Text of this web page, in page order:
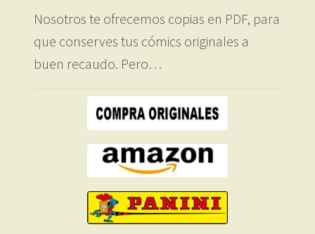
Nosotros te ofrecemos copias en PDF, para
que conserves tus cómics originales a
buen recaudo. Pero…